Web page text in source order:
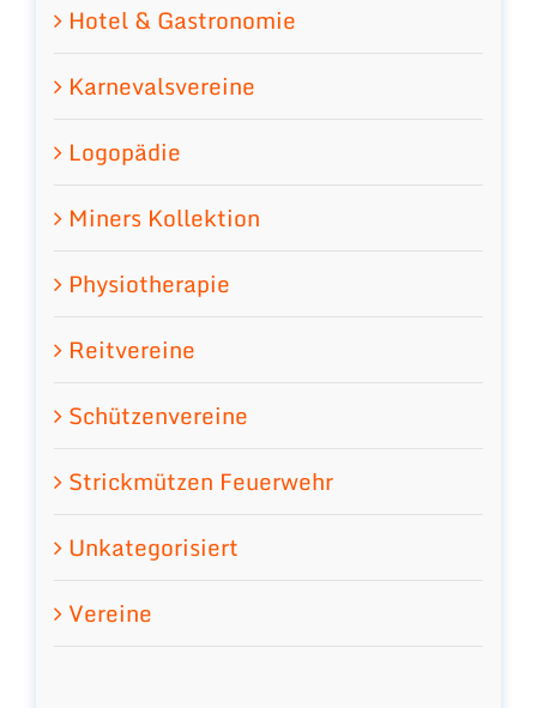
Hotel & Gastronomie
Karnevalsvereine
Logopädie
Miners Kollektion
Physiotherapie
Reitvereine
Schützenvereine
Strickmützen Feuerwehr
Unkategorisiert
Vereine